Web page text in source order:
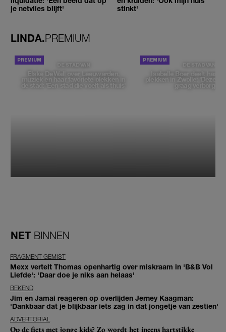
je netvlies blijft'
stinkt'
LINDA.PREMIUM
DE STAD VAN
Elske DeWall over Leeuwarden,
muziek en haar favoriete plekken in
de stad: 'Een stad die voelt als thuis'
DE STAD VAN
Isabelle Boer deelt haar
plekken in Zwolle: 'Deze
graag verborgen'
NET BINNEN
FRAGMENT GEMIST
Mexx vertelt Thomas openhartig over miskraam in 'B&B Vol
Liefde': 'Daar doe je niks aan helaas'
BEKEND
Jim en Jamai reageren op overlijden Jerney Kaagman:
'Dankbaar dat je blijkbaar iets zag in dat jongetje van zestien'
ADVERTORIAL
Op de fiets met jonge kids? Zo wordt het ineens hartstikke